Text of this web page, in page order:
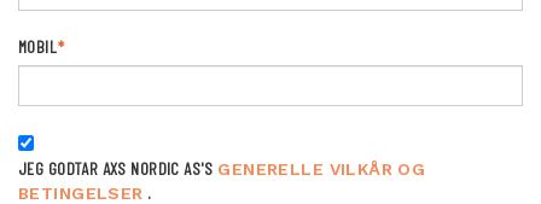
MOBIL*
JEG GODTAR AXS NORDIC AS'S GENERELLE VILKÅR OG
BETINGELSER .